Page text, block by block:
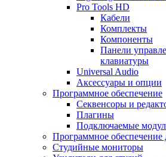
Pro Tools HD
Кабели
Комплекты
Компоненты
Панели
клавиатуры
Universal Audio
Аксессуары и опции
Программное обеспечение
Cеквенсоры и
Плагины
Подключаемые
Программное обеспечение
Студийные мониторы